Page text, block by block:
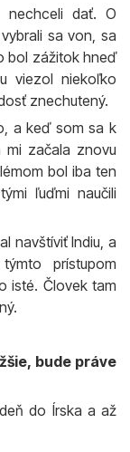
nechceli dať. O
sa von, sa
bol zážitok hneď
viezol niekoľko
znechutený.
a keď som sa k
začala znovu
bol iba ten
ľuďmi naučili
navštíviť Indiu, a
prístupom
isté. Človek tam
bude práve
do Írska a až